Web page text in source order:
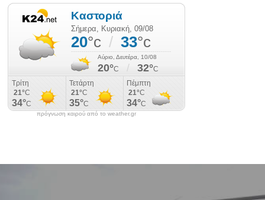
πρόγνωση καιρού από το weather.gr